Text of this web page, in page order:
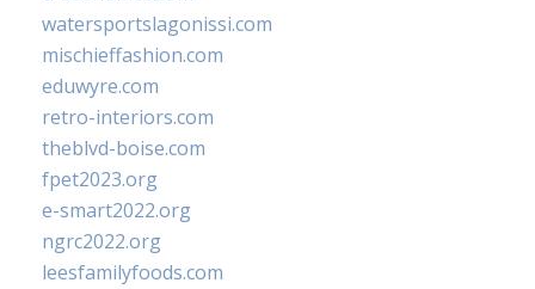
watersportslagonissi.com
mischieffashion.com
eduwyre.com
retro-interiors.com
theblvd-boise.com
fpet2023.org
e-smart2022.org
ngrc2022.org
leesfamilyfoods.com